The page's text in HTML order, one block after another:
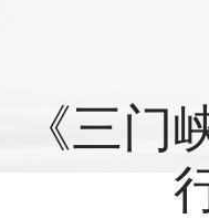
《三门